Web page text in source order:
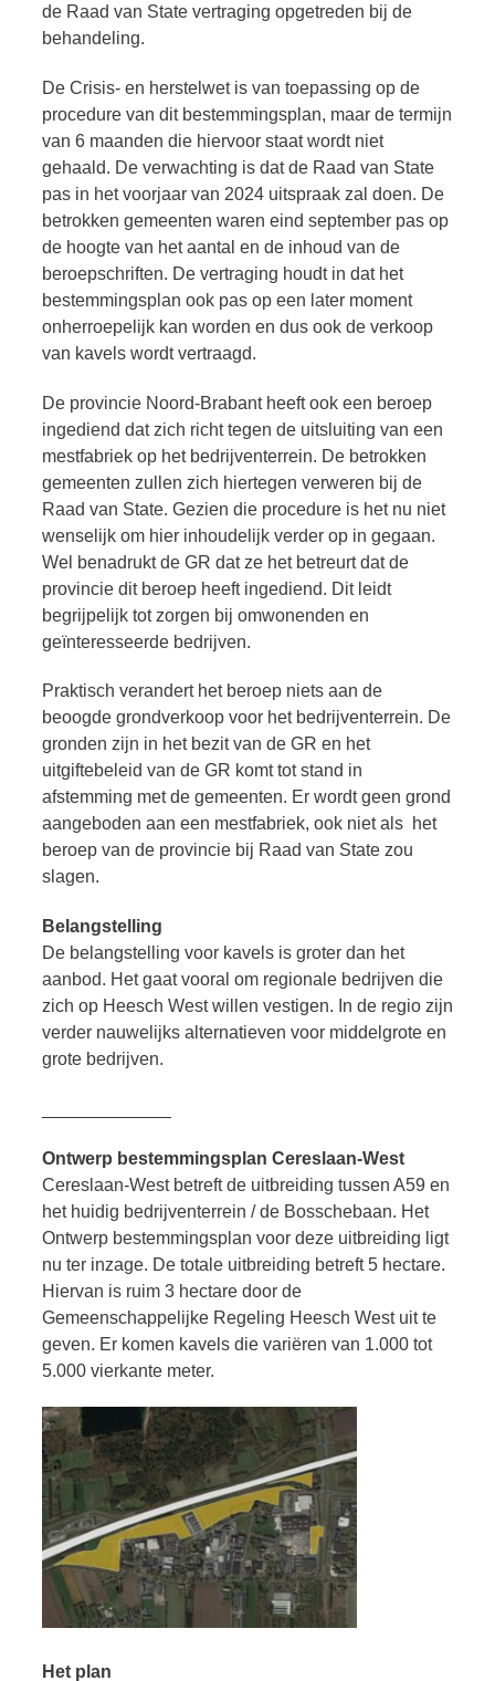
de Raad van State vertraging opgetreden bij de
behandeling.
De Crisis- en herstelwet is van toepassing op de
procedure van dit bestemmingsplan, maar de termijn
van 6 maanden die hiervoor staat wordt niet
gehaald. De verwachting is dat de Raad van State
pas in het voorjaar van 2024 uitspraak zal doen. De
betrokken gemeenten waren eind september pas op
de hoogte van het aantal en de inhoud van de
beroepschriften. De vertraging houdt in dat het
bestemmingsplan ook pas op een later moment
onherroepelijk kan worden en dus ook de verkoop
van kavels wordt vertraagd.
De provincie Noord-Brabant heeft ook een beroep
ingediend dat zich richt tegen de uitsluiting van een
mestfabriek op het bedrijventerrein. De betrokken
gemeenten zullen zich hiertegen verweren bij de
Raad van State. Gezien die procedure is het nu niet
wenselijk om hier inhoudelijk verder op in gegaan.
Wel benadrukt de GR dat ze het betreurt dat de
provincie dit beroep heeft ingediend. Dit leidt
begrijpelijk tot zorgen bij omwonenden en
geïnteresseerde bedrijven.
Praktisch verandert het beroep niets aan de
beoogde grondverkoop voor het bedrijventerrein. De
gronden zijn in het bezit van de GR en het
uitgiftebeleid van de GR komt tot stand in
afstemming met de gemeenten. Er wordt geen grond
aangeboden aan een mestfabriek, ook niet als het
beroep van de provincie bij Raad van State zou
slagen.
Belangstelling
De belangstelling voor kavels is groter dan het
aanbod. Het gaat vooral om regionale bedrijven die
zich op Heesch West willen vestigen. In de regio zijn
verder nauwelijks alternatieven voor middelgrote en
grote bedrijven.
Ontwerp bestemmingsplan Cereslaan-West
Cereslaan-West betreft de uitbreiding tussen A59 en
het huidig bedrijventerrein / de Bosschebaan. Het
Ontwerp bestemmingsplan voor deze uitbreiding ligt
nu ter inzage. De totale uitbreiding betreft 5 hectare.
Hiervan is ruim 3 hectare door de
Gemeenschappelijke Regeling Heesch West uit te
geven. Er komen kavels die variëren van 1.000 tot
5.000 vierkante meter.
Het plan